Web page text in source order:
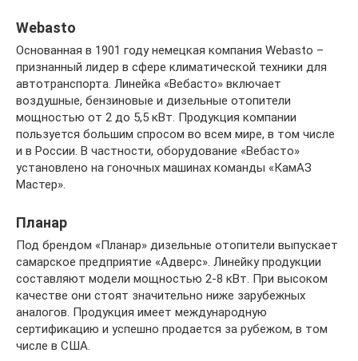
Webasto
Основанная в 1901 году немецкая компания Webasto –
признанный лидер в сфере климатической техники для
автотранспорта. Линейка «Вебасто» включает
воздушные, бензиновые и дизельные отопители
мощностью от 2 до 5,5 кВт. Продукция компании
пользуется большим спросом во всем мире, в том числе
и в России. В частности, оборудование «Вебасто»
установлено на гоночных машинах команды «КамАЗ
Мастер».
Планар
Под брендом «Планар» дизельные отопители выпускает
самарское предприятие «Адверс». Линейку продукции
составляют модели мощностью 2-8 кВт. При высоком
качестве они стоят значительно ниже зарубежных
аналогов. Продукция имеет международную
сертификацию и успешно продается за рубежом, в том
числе в США.